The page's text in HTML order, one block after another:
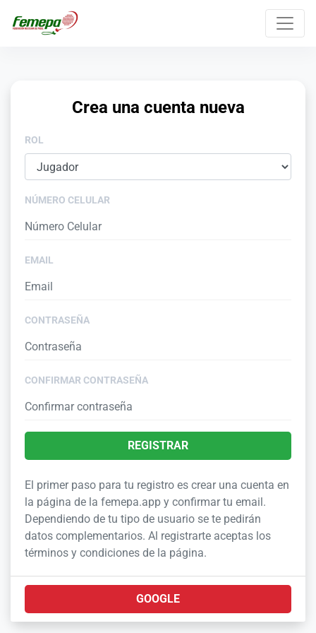
Crea una cuenta nueva
ROL
NÚMERO CELULAR
EMAIL
CONTRASEÑA
CONFIRMAR CONTRASEÑA
REGISTRAR
El primer paso para tu registro es crear una cuenta en
la página de la femepa.app y confirmar tu email.
Dependiendo de tu tipo de usuario se te pedirán
datos complementarios. Al registrarte aceptas los
términos y condiciones de la página.
GOOGLE